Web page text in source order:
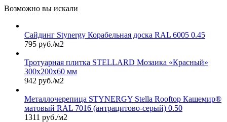
Возможно вы искали
Сайдинг Stynergy Корабельная доска RAL 6005 0.45
795 руб./м2
Тротуарная плитка STELLARD Мозаика «Красный»
300х200х60 мм
942 руб./м2
Металлочерепица STYNERGY Stella Rooftop Кашемир®
матовый RAL 7016 (антрацитово-серый) 0.50
1311 руб./м2